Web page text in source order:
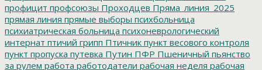
профицит профсоюзы Проходцев Пряма_линия_2025
прямая линия прямые выборы психбольница
психиатрическая больница психоневрологический
интернат птичий грипп Птичник пункт весового контроля
пункт пропуска путевка Путин ПФР Пшеничный пьянство
за рулем работа работодатели рабочая неделя рабочая